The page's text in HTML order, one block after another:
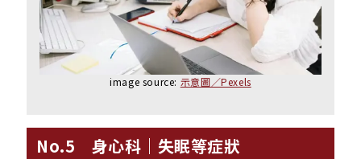
image source: 示意圖／Pexels
No.5 身心科｜失眠等症狀